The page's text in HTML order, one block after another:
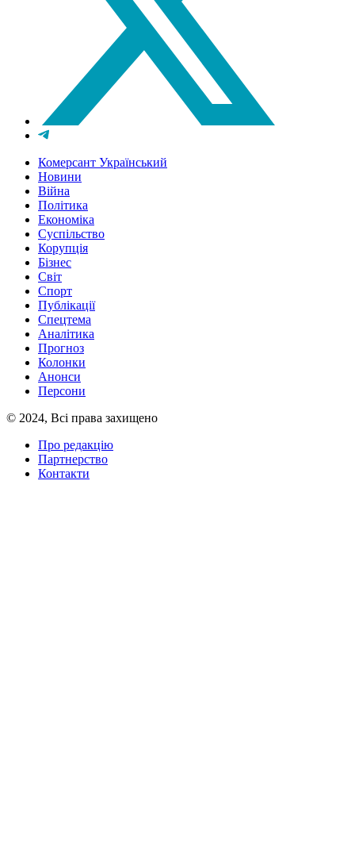
Комерсант Український
Новини
Війна
Політика
Економіка
Суспільство
Корупція
Бізнес
Світ
Спорт
Публікації
Спецтема
Аналітика
Прогноз
Колонки
Анонси
Персони
© 2024, Всі права захищено
Про редакцію
Партнерство
Контакти